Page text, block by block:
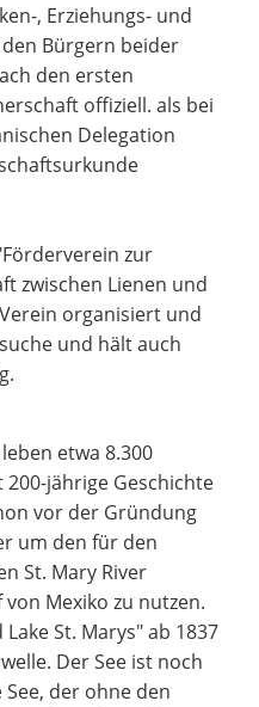
, Erziehungs- und
Bürgern beider
den ersten
offiziell. als bei
Delegation
zur
zwischen Lienen und
organisiert und
und hält auch
etwa 8.300
jährige Geschichte
vor der Gründung
um den für den
St. Mary River
Mexiko zu nutzen.
St. Marys" ab 1837
Der See ist noch
der ohne den